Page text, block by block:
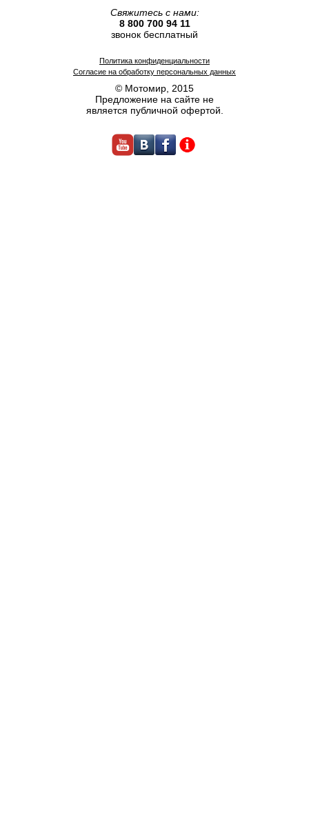
© Мотомир, 2015
Предложение на сайте не
является публичной офертой.
Политика конфиденциальности
Согласие на обработку персональных данных
Свяжитесь с нами:
8 800 700 94 11
звонок бесплатный